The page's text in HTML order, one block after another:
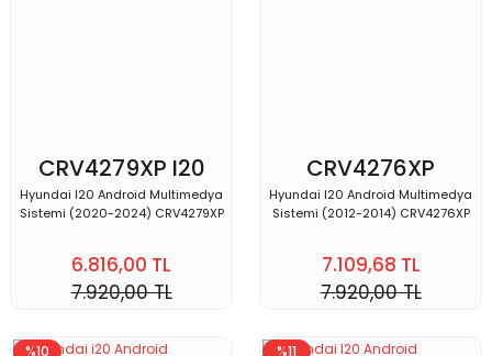
CRV4279XP I20
Hyundai I20 Android Multimedya
Sistemi (2020-2024) CRV4279XP
6.816,00 TL
7.920,00 TL
CRV4276XP
Hyundai I20 Android Multimedya
Sistemi (2012-2014) CRV4276XP
7.109,68 TL
7.920,00 TL
%10 %11